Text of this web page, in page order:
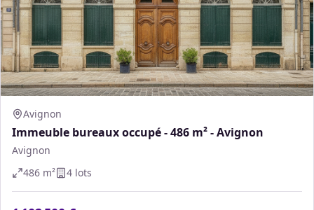
Avignon
Immeuble bureaux occupé - 486 m² - Avignon
Avignon
486 m² 4 lots